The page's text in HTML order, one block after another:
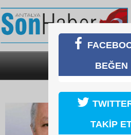
SON DAKİKA
KENTSEL
27
BEĞEN
TAKİP